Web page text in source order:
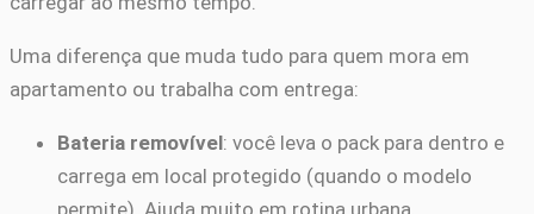
Uma diferença que muda tudo para quem mora em
apartamento ou trabalha com entrega:
Bateria removível: você leva o pack para dentro e
carrega em local protegido (quando o modelo
permite). Ajuda muito em rotina urbana.